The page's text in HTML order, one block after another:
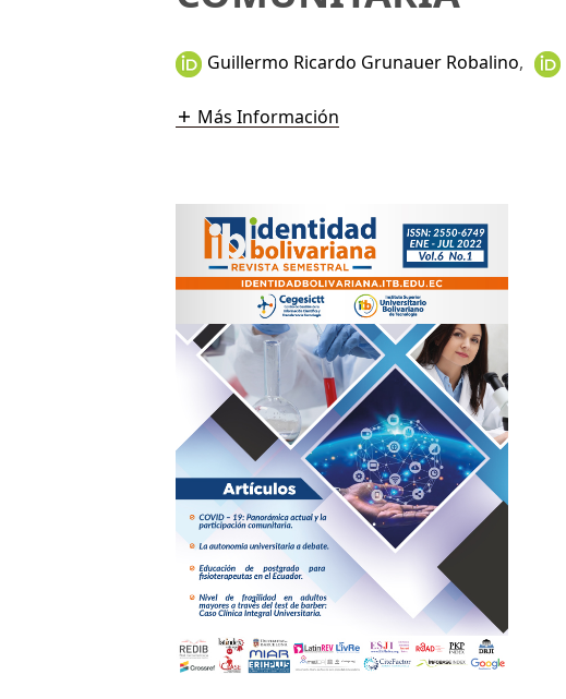
Guillermo Ricardo Grunauer Robalino,
Más Información